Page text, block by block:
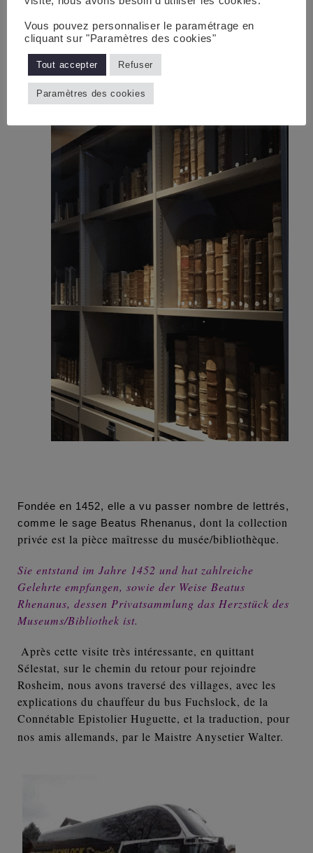
Fondée en 1452, elle a vu passer nombre de lettrés,
comme le sage Beatus Rhenanus, dont la collection
privée est la pièce maîtresse du musée/bibliothèque.
Sie entstand im Jahre 1452 und hat zahlreiche
Gelehrte empfangen, sowie der Weise Beatus
Rhenanus, dessen Privatsammlung das Herzstück des
Museums/Bibliothek ist.
Après cette visite très intéressante, en quittant
Sélestat, sur le chemin du retour pour rejoindre
Rosheim, nous avons traversé des villages, avec les
explications du chauffeur du bus Fuchslock, de la
Connétable Epistolier Huguette, et la traduction, pour
nos amis allemands, par le Maistre Anysetier Walter.
Vous pouvez personnaliser le paramétrage en
cliquant sur "Paramètres des cookies"
Tout accepter Refuser
Paramètres des cookies